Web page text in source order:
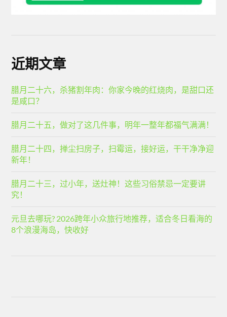
近期文章
腊月二十六，杀猪割年肉：你家今晚的红烧肉，是甜口还
是咸口？
腊月二十五，做对了这几件事，明年一整年都福气满满！
腊月二十四，掸尘扫房子，扫霉运，接好运，干干净净迎
新年！
腊月二十三，过小年，送灶神！这些习俗禁忌一定要讲
究！
元旦去哪玩? 2026跨年小众旅行地推荐，适合冬日看海的
8个浪漫海岛，快收好